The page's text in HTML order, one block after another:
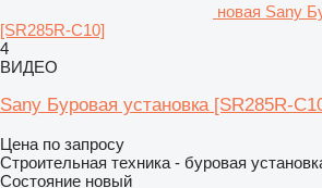
новая Sany
[SR285R-C10]
4
ВИДЕО
Sany Буровая установка [SR285R-
Цена по запросу
Строительная техника - буровая
Состояние новый